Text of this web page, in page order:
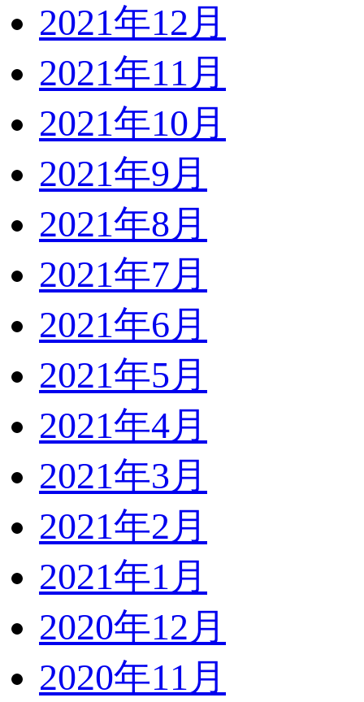
2021年12月
2021年11月
2021年10月
2021年9月
2021年8月
2021年7月
2021年6月
2021年5月
2021年4月
2021年3月
2021年2月
2021年1月
2020年12月
2020年11月